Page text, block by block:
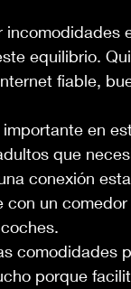
equilibrio.
fiable,
en
que
conexión
con un
comodidades
porque